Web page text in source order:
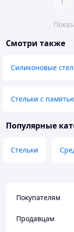
Смотри также
Силиконовые
Стельки с
Популярные
Стельки
Покупателям
Продавцам